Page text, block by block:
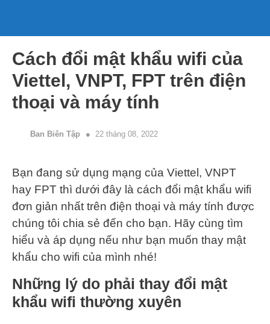
Menu
Cách đổi mật khẩu wifi của
Viettel, VNPT, FPT trên điện
thoại và máy tính
Ban Biên Tập 22 tháng 08, 2022
Bạn đang sử dụng mạng của Viettel, VNPT
hay FPT thì dưới đây là cách đổi mật khẩu wifi
đơn giản nhất trên điện thoại và máy tính được
chúng tôi chia sẻ đến cho bạn. Hãy cùng tìm
hiểu và áp dụng nếu như bạn muốn thay mật
khẩu cho wifi của mình nhé!
Những lý do phải thay đổi mật
khẩu wifi thường xuyên